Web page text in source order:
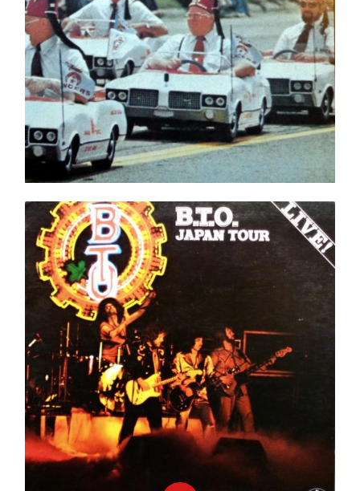
B.T.O. Japan Tour LP
Ajouter au panier